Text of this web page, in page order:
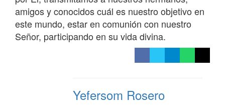
amigos y conocidos cuál es nuestro objetivo en
este mundo, estar en comunión con nuestro
Señor, participando en su vida divina.
Yefersom Rosero